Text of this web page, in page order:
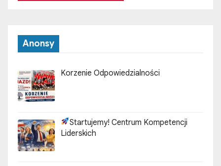
Anonsy
Korzenie Odpowiedzialności
Startujemy! Centrum Kompetencji
Liderskich